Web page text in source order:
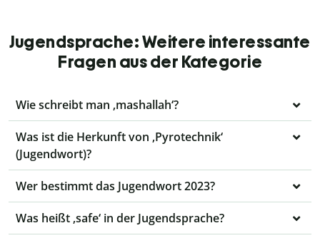
Jugendsprache: Weitere interessante
Fragen aus der Kategorie
Wie schreibt man ‚mashallah‘?
Was ist die Herkunft von ‚Pyrotechnik‘
(Jugendwort)?
Wer bestimmt das Jugendwort 2023?
Was heißt ‚safe‘ in der Jugendsprache?